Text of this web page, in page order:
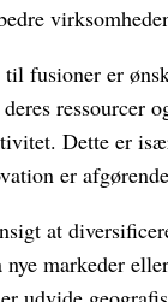
fusioner er
Dette er
er
at
markeder